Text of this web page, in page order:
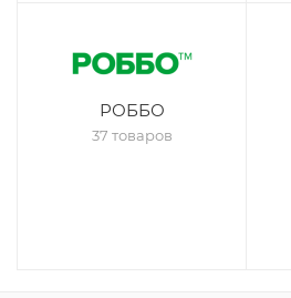
РОББО
37 товаров